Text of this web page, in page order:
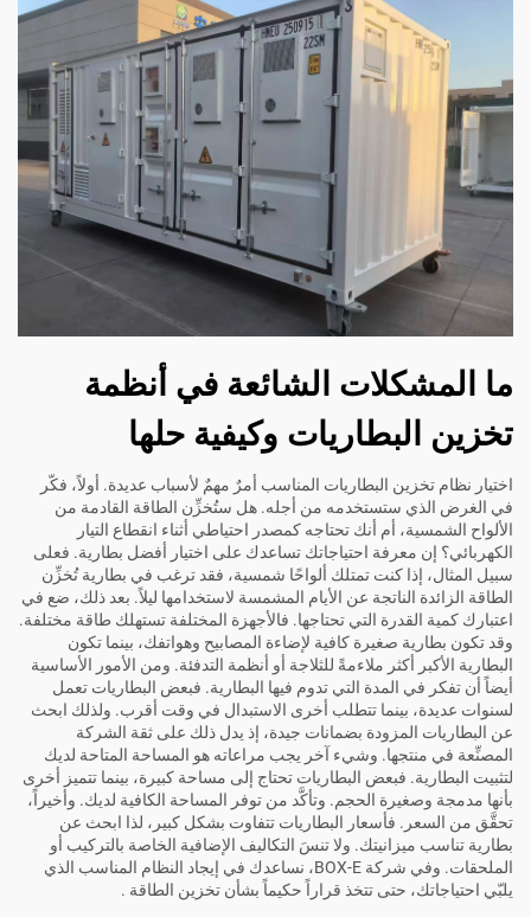
ما المشكلات الشائعة في أنظمة
تخزين البطاريات وكيفية حلها
اختيار نظام تخزين البطاريات المناسب أمرٌ مهمٌ لأسباب عديدة. أولاً، فكّر
في الغرض الذي ستستخدمه من أجله. هل ستُخزِّن الطاقة القادمة من
الألواح الشمسية، أم أنك تحتاجه كمصدر احتياطي أثناء انقطاع التيار
الكهربائي؟ إن معرفة احتياجاتك تساعدك على اختيار أفضل بطارية. فعلى
سبيل المثال، إذا كنت تمتلك ألواحًا شمسية، فقد ترغب في بطارية تُخزِّن
الطاقة الزائدة الناتجة عن الأيام المشمسة لاستخدامها ليلاً. بعد ذلك، ضع في
اعتبارك كمية القدرة التي تحتاجها. فالأجهزة المختلفة تستهلك طاقة مختلفة.
وقد تكون بطارية صغيرة كافية لإضاءة المصابيح وهواتفك، بينما تكون
البطارية الأكبر أكثر ملاءمةً للثلاجة أو أنظمة التدفئة. ومن الأمور الأساسية
أيضاً أن تفكر في المدة التي تدوم فيها البطارية. فبعض البطاريات تعمل
لسنوات عديدة، بينما تتطلب أخرى الاستبدال في وقت أقرب. ولذلك ابحث
عن البطاريات المزودة بضمانات جيدة، إذ يدل ذلك على ثقة الشركة
المصنِّعة في منتجها. وشيء آخر يجب مراعاته هو المساحة المتاحة لديك
لتثبيت البطارية. فبعض البطاريات تحتاج إلى مساحة كبيرة، بينما تتميز أخرى
بأنها مدمجة وصغيرة الحجم. وتأكَّد من توفر المساحة الكافية لديك. وأخيراً،
تحقَّق من السعر. فأسعار البطاريات تتفاوت بشكل كبير، لذا ابحث عن
بطارية تناسب ميزانيتك. ولا تنسَ التكاليف الإضافية الخاصة بالتركيب أو
الملحقات. وفي شركة BOX-E، نساعدك في إيجاد النظام المناسب الذي
يلبّي احتياجاتك، حتى تتخذ قراراً حكيماً بشأن تخزين الطاقة .